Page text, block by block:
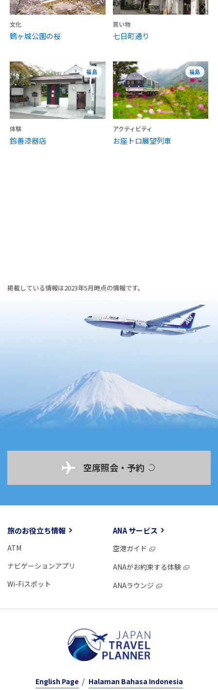
文化
鶴ヶ城公園の桜
買い物
七日町通り
福島
体験
鈴善漆器店
福島
アクティビティ
お座トロ展望列車
掲載している情報は2023年5月時点の情報です。
空席照会・予約
旅のお役立ち情報
ATM
ナビゲーションアプリ
Wi-Fiスポット
ANA サービス
空港ガイド
ANAがお約束する体験
ANAラウンジ
English Page Halaman Bahasa Indonesia